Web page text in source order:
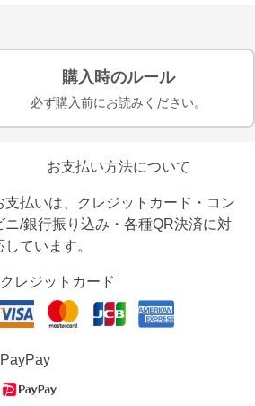
購入時のルール
必ず購入前にお読みください。
お支払い方法について
支払いは、クレジットカード・コン
ニ/銀行振り込み・各種QR決済に対
しています。
クレジットカード
PayPay